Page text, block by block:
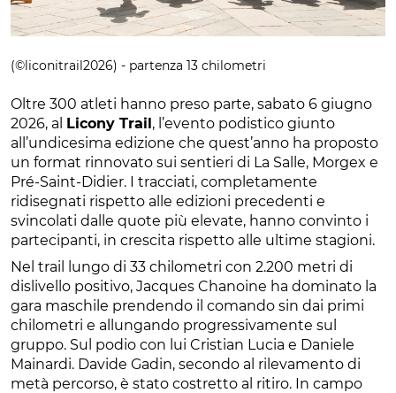
(©liconitrail2026) - partenza 13 chilometri
Oltre 300 atleti hanno preso parte, sabato 6 giugno
2026, al Licony Trail, l’evento podistico giunto
all’undicesima edizione che quest’anno ha proposto
un format rinnovato sui sentieri di La Salle, Morgex e
Pré-Saint-Didier. I tracciati, completamente
ridisegnati rispetto alle edizioni precedenti e
svincolati dalle quote più elevate, hanno convinto i
partecipanti, in crescita rispetto alle ultime stagioni.
Nel trail lungo di 33 chilometri con 2.200 metri di
dislivello positivo, Jacques Chanoine ha dominato la
gara maschile prendendo il comando sin dai primi
chilometri e allungando progressivamente sul
gruppo. Sul podio con lui Cristian Lucia e Daniele
Mainardi. Davide Gadin, secondo al rilevamento di
metà percorso, è stato costretto al ritiro. In campo